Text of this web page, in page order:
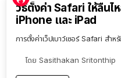
วิธีตั้งค่า Safari ให้ลื่นไ
iPhone และ iPad
การตั้งค่าเว็ปเบาว์เซอร์ Safari ส
โดย Sasithakan Sritonthip